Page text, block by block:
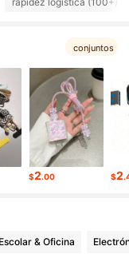
conjuntos
$2.00 $2
& Oficina